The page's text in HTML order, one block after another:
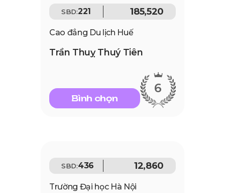
SBD:221 185,520
Cao đẳng Du lịch Huế
Trần Thuỵ Thuý Tiên
Bình chọn
6
SBD:436 12,860
Trường Đại học Hà Nội